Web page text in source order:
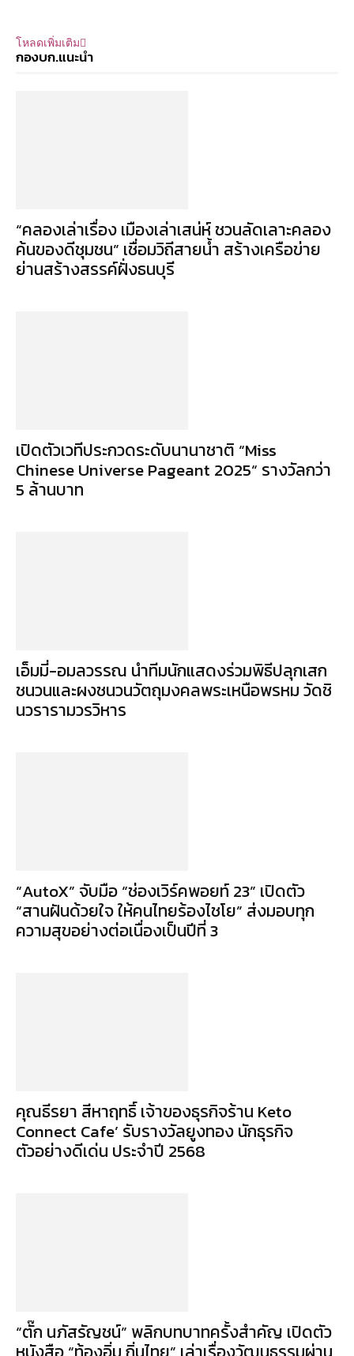
โหลดเพิ่มเติม
กองบก.แนะนำ
“คลองเล่าเรื่อง เมืองเล่าเสน่ห์ ชวนลัดเลาะคลอง
ค้นของดีชุมชน” เชื่อมวิถีสายน้ำ สร้างเครือข่าย
ย่านสร้างสรรค์ฝั่งธนบุรี
เปิดตัวเวทีประกวดระดับนานาชาติ “Miss
Chinese Universe Pageant 2025“ รางวัลกว่า
5 ล้านบาท
เอ็มมี่-อมลวรรณ นำทีมนักแสดงร่วมพิธีปลุกเสก
ชนวนและผงชนวนวัตถุมงคลพระเหนือพรหม วัดชิ
นวรารามวรวิหาร
“AutoX” จับมือ “ช่องเวิร์คพอยท์ 23” เปิดตัว
“สานฝันด้วยใจ ให้คนไทยร้องไชโย” ส่งมอบทุก
ความสุขอย่างต่อเนื่องเป็นปีที่ 3
คุณธีรยา สีหาฤทธิ์ เจ้าของธุรกิจร้าน Keto
Connect Cafe’ รับรางวัลยูงทอง นักธุรกิจ
ตัวอย่างดีเด่น ประจำปี 2568
“ตั๊ก นภัสรัญชน์” พลิกบทบาทครั้งสำคัญ เปิดตัว